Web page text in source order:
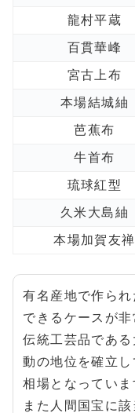
龍村平蔵
百貫華峰
宮古上布
本場結城紬
芭蕉布
牛首布
琉球紅型
久米大島紬
本場加賀友禅
有名産地で作られ
できるケースが非
伝統工芸品であ
動の地位を確立
相場となっていま
また人間国宝に